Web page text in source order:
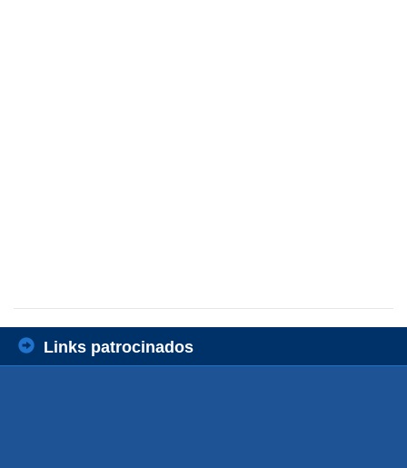
Links patrocinados